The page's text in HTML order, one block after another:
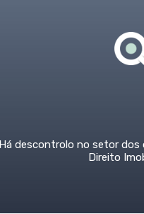
Há descontrolo no setor dos
Direito